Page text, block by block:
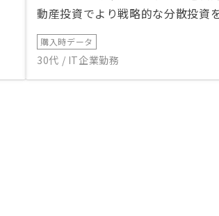
動産投資でより戦略的な分散投資
購入時データ
30代 / IT企業勤務